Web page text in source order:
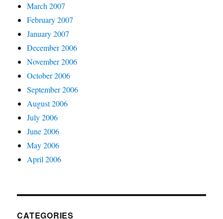
March 2007
February 2007
January 2007
December 2006
November 2006
October 2006
September 2006
August 2006
July 2006
June 2006
May 2006
April 2006
CATEGORIES